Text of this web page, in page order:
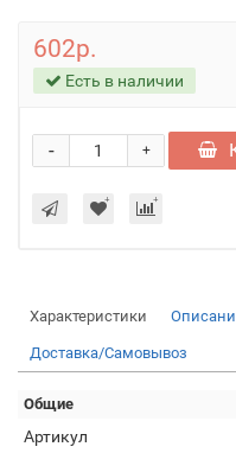
602р.
Есть в наличии
+
-
Характеристики
Доставка/Самовывоз
Общие
Артикул